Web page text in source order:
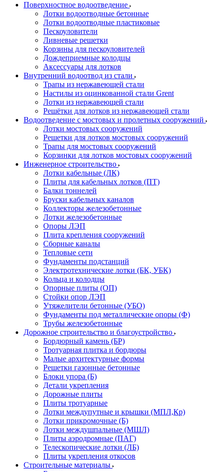
Поверхностное водоотведение
Лотки водоотводные бетонные
Лотки водоотводные пластиковые
Пескоуловители
Ливневые решетки
Корзины для пескоуловителей
Дождеприемные колодцы
Аксессуары для лотков
Внутренний водоотвод из стали
Трапы из нержавеющей стали
Настилы из оцинкованной стали Grent
Лотки из нержавеющей стали
Решётки для лотков из нержавеющей стали
Водоотведение с мостовых и пролетных сооружений
Лотки мостовых сооружений
Решетки для лотков мостовых сооружений
Трапы для мостовых сооружений
Корзинки для лотков мостовых сооружений
Инженерное строительство
Лотки кабельные (ЛК)
Плиты для кабельных лотков (ПТ)
Балки тоннелей
Бруски кабельных каналов
Коллекторы железобетонные
Лотки железобетонные
Опоры ЛЭП
Плита крепления сооружений
Сборные каналы
Тепловые сети
Фундаменты подстанций
Электротехнические лотки (БК, УБК)
Кольца и колодцы
Опорные плиты (ОП)
Стойки опор ЛЭП
Утяжелители бетонные (УБО)
Фундаменты под металлические опоры (Ф)
Трубы железобетонные
Дорожное строительство и благоустройство
Бордюрный камень (БР)
Тротуарная плитка и бордюры
Малые архитектурные формы
Решетки газонные бетонные
Блоки упора (Б)
Детали укрепления
Дорожные плиты
Плиты тротуарные
Лотки междупутные и крышки (МПЛ,Кр)
Лотки прикромочные (Б)
Лотки междушпальные (МШЛ)
Плиты аэродромные (ПАГ)
Телескопические лотки (ЛБ)
Плиты укрепления откосов
Строительные материалы